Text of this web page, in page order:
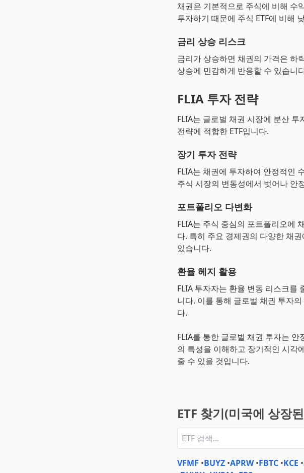
채권은 기본적으로 주식에 비해 수
투자하기 때문에 주식 ETF에 비해
금리 상승 리스크
금리가 상승하면 채권의 가격은 하
상승에 민감하게 반응할 수 있습니
FLIA 투자 전략
FLIA는 글로벌 채권 시장에 분산
전략에 적합한 ETF입니다.
장기 투자 전략
FLIA는 채권에 투자하여 안정적인
주식 시장의 변동성에서 벗어나 안
포트폴리오 다변화
FLIA는 주식 중심의 포트폴리오에
다. 특히 주요 경제권의 다양한 채
있습니다.
환율 헤지 활용
FLIA 투자자는 환율 변동 리스크를
니다. 이를 통해 글로벌 채권 투자
다.
FLIA를 통한 글로벌 채권 투자는
의 특성을 이해하고 장기적인 시각
줄 수 있을 것입니다.
ETF 찾기(미국에 상장
VFMF •BUYZ •APRW •FBTC •KCE •